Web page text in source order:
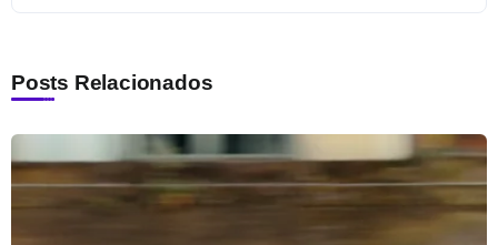
Posts Relacionados